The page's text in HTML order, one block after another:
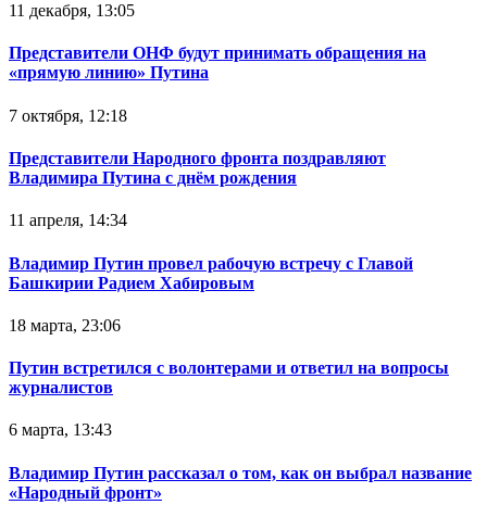
11 декабря, 13:05
Представители ОНФ будут принимать обращения на
«прямую линию» Путина
7 октября, 12:18
Представители Народного фронта поздравляют
Владимира Путина с днём рождения
11 апреля, 14:34
Владимир Путин провел рабочую встречу с Главой
Башкирии Радием Хабировым
18 марта, 23:06
Путин встретился с волонтерами и ответил на вопросы
журналистов
6 марта, 13:43
Владимир Путин рассказал о том, как он выбрал название
«Народный фронт»